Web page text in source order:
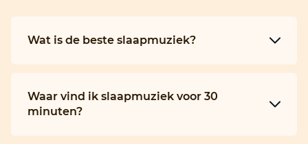
Wat is de beste slaapmuziek?
Waar vind ik slaapmuziek voor 30
minuten?